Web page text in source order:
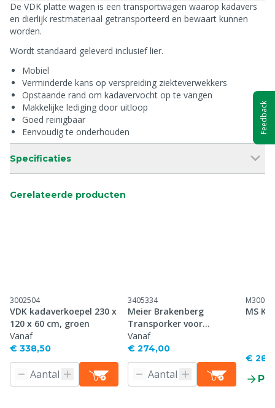
De VDK platte wagen is een transportwagen waarop kadavers
en dierlijk restmateriaal getransporteerd en bewaart kunnen
worden.
Wordt standaard geleverd inclusief lier.
Mobiel
Verminderde kans op verspreiding ziekteverwekkers
Opstaande rand om kadavervocht op te vangen
Makkelijke lediging door uitloop
Goed reinigbaar
Eenvoudig te onderhouden
Specificaties
Gerelateerde producten
3002504
VDK kadaverkoepel 230 x
120 x 60 cm, groen
Vanaf
€ 338,50
3405334
Meier Brakenberg
Transporker voor
vleesvarkens
Vanaf
€ 274,00
MS
€
Feedback